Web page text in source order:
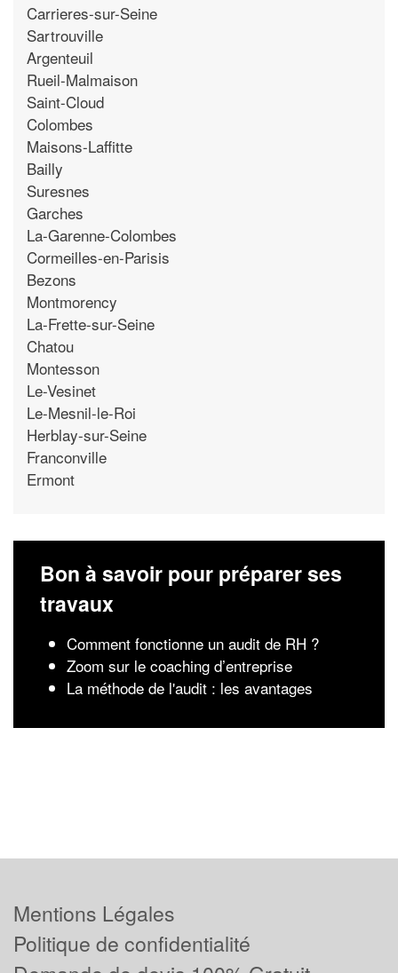
Carrieres-sur-Seine
Sartrouville
Argenteuil
Rueil-Malmaison
Saint-Cloud
Colombes
Maisons-Laffitte
Bailly
Suresnes
Garches
La-Garenne-Colombes
Cormeilles-en-Parisis
Bezons
Montmorency
La-Frette-sur-Seine
Chatou
Montesson
Le-Vesinet
Le-Mesnil-le-Roi
Herblay-sur-Seine
Franconville
Ermont
Bon à savoir pour préparer ses
travaux
Comment fonctionne un audit de RH ?
Zoom sur le coaching d’entreprise
La méthode de l'audit : les avantages
Mentions Légales
Politique de confidentialité